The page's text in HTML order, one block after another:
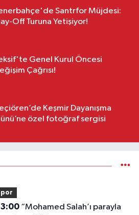
Santrfor Müjdesi:
Off Turuna Yetişiyor!
Genel Kurul Öncesi
Çağrısı!
Keşmir Dayanışma
özel fotoğraf sergisi
“Mohamed Salah’ı parayla